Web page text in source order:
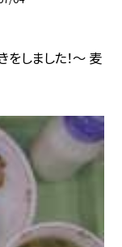
をしました！〜 麦